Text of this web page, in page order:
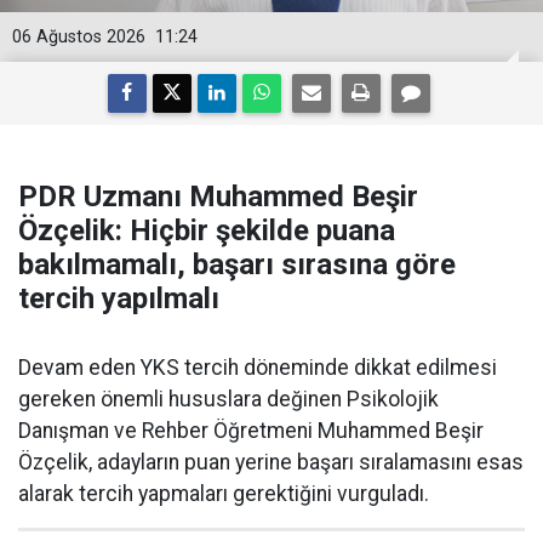
11:24
06 Ağustos 2026
PDR Uzmanı Muhammed Beşir
Özçelik: Hiçbir şekilde puana
bakılmamalı, başarı sırasına göre
tercih yapılmalı
Devam eden YKS tercih döneminde dikkat edilmesi
gereken önemli hususlara değinen Psikolojik
Danışman ve Rehber Öğretmeni Muhammed Beşir
Özçelik, adayların puan yerine başarı sıralamasını esas
alarak tercih yapmaları gerektiğini vurguladı.